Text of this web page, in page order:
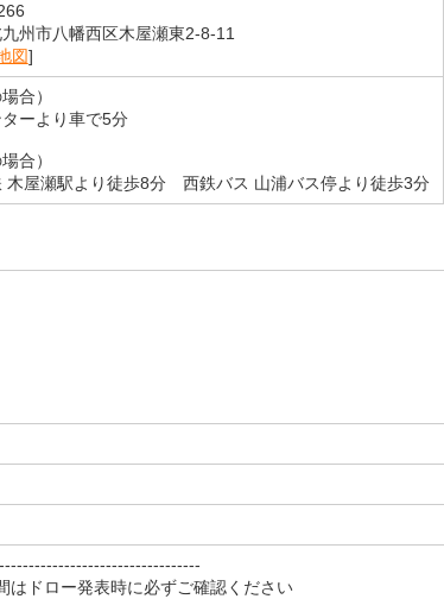
州市八幡西区木屋瀬東2-8-11
図]
合）
ーより車で5分
合）
木屋瀬駅より徒歩8分 西鉄バス 山浦バス停より徒歩3分
はドロー発表時に必ずご確認ください